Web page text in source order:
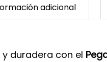
adicional
duradera con el